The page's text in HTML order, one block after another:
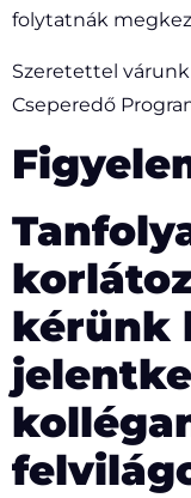
folytatnák
Szeretettel
Cseperedő
kérünk